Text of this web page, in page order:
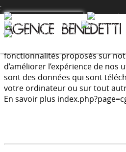
fonctionnalités proposés sur
d’améliorer l’expérience de nos
sont des données qui sont
votre ordinateur ou sur tout
En savoir plus
: